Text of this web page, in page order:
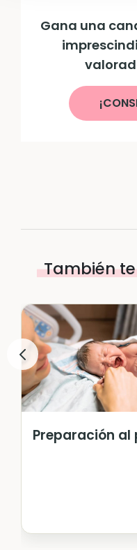
Gana una
También
Preparación al